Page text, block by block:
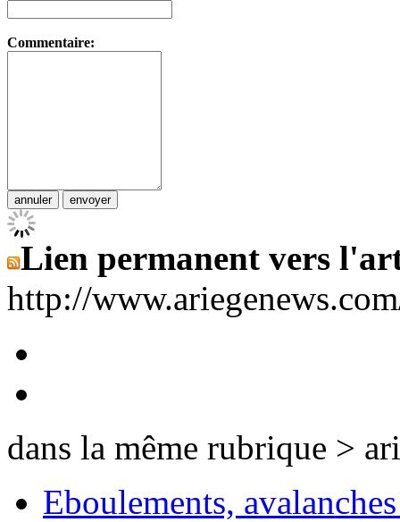
Commentaire:
Lien permanent vers
http://
dans la même rubrique >
Eboulements,